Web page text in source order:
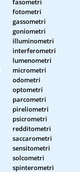
fotometri
gassometri
goniometri
illuminometri
interferometri
lumenometri
micrometri
odometri
optometri
parcometri
pireliometri
psicrometri
redditometri
saccarometri
sensitometri
solcometri
spinterometri